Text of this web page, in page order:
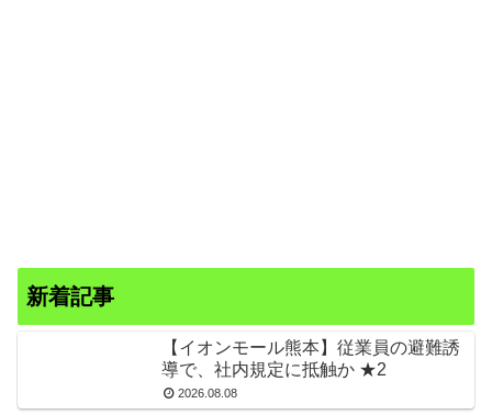
新着記事
【イオンモール熊本】従業員の避難誘
導で、社内規定に抵触か ★2
2026.08.08